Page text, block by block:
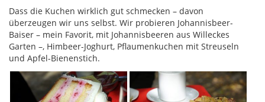
Dass die Kuchen wirklich gut schmecken – davon
überzeugen wir uns selbst. Wir probieren Johannisbeer-
Baiser – mein Favorit, mit Johannisbeeren aus Willeckes
Garten –, Himbeer-Joghurt, Pflaumenkuchen mit Streuseln
und Apfel-Bienenstich.